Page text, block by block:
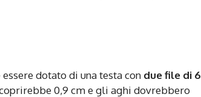
dotato di una testa con due file di 6
0,9 cm e gli aghi dovrebbero